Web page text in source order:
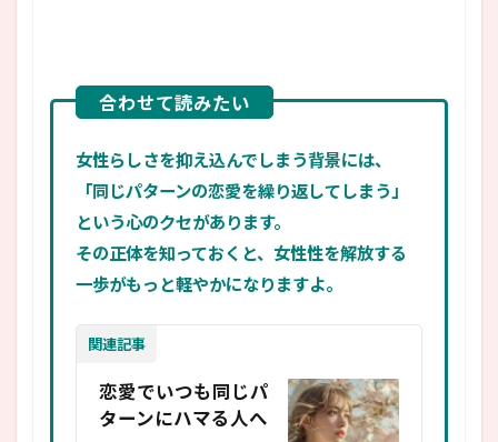
女性らしさを抑え込んでしまう背景には、
「同じパターンの恋愛を繰り返してしまう」
という心のクセがあります。
その正体を知っておくと、女性性を解放する
一歩がもっと軽やかになりますよ。
関連記事
恋愛でいつも同じパ
ターンにハマる人へ